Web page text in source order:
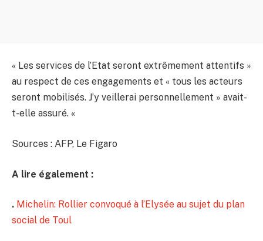
« Les services de l’Etat seront extrêmement attentifs »
au respect de ces engagements et « tous les acteurs
seront mobilisés. J’y veillerai personnellement » avait-
t-elle assuré. «
Sources : AFP, Le Figaro
A lire également :
. Michelin: Rollier convoqué à l’Elysée au sujet du plan
social de Toul